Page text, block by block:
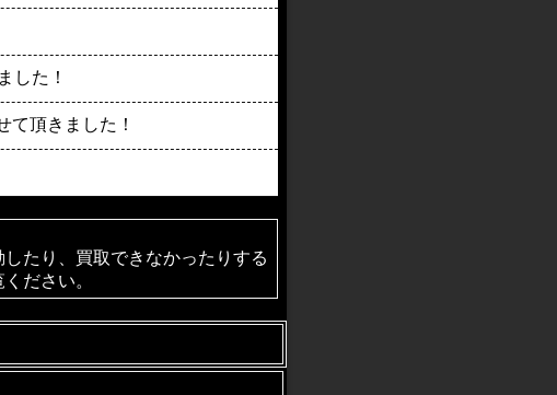
した！
頂きました！
たり、買取できなかったりする
ださい。